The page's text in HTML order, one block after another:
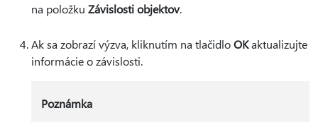
na položku Závislosti objektov.
Ak sa zobrazí výzva, kliknutím na tlačidloOKaktualizujte
informácie o závislosti.
Poznámka